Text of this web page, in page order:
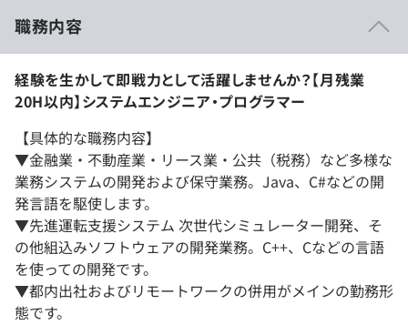
職務内容
経験を生かして即戦力として活躍しませんか？【月残業
20H以内】システムエンジニア・プログラマー
【具体的な職務内容】
▼金融業・不動産業・リース業・公共（税務）など多様な
業務システムの開発および保守業務。Java、C#などの開
発言語を駆使します。
▼先進運転支援システム 次世代シミュレーター開発、そ
の他組込みソフトウェアの開発業務。C++、Cなどの言語
を使っての開発です。
▼都内出社およびリモートワークの併用がメインの勤務形
態です。